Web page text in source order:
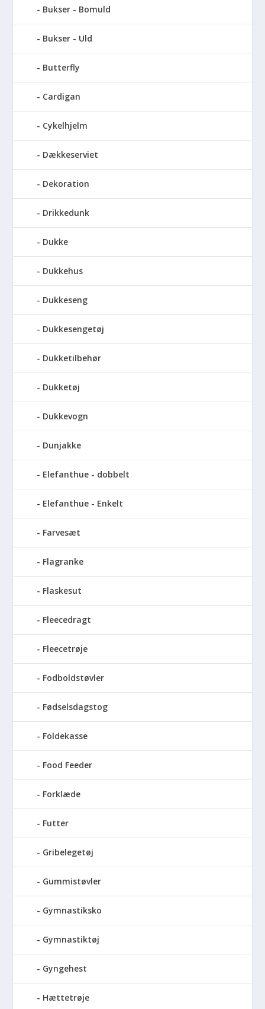
Bukser - Bomuld
Bukser - Uld
Butterfly
Cardigan
Cykelhjelm
Dækkeserviet
Dekoration
Drikkedunk
Dukke
Dukkehus
Dukkeseng
Dukkesengetøj
Dukketilbehør
Dukketøj
Dukkevogn
Dunjakke
Elefanthue - dobbelt
Elefanthue - Enkelt
Farvesæt
Flagranke
Flaskesut
Fleecedragt
Fleecetrøje
Fodboldstøvler
Fødselsdagstog
Foldekasse
Food Feeder
Forklæde
Futter
Gribelegetøj
Gummistøvler
Gymnastiksko
Gymnastiktøj
Gyngehest
Hættetrøje